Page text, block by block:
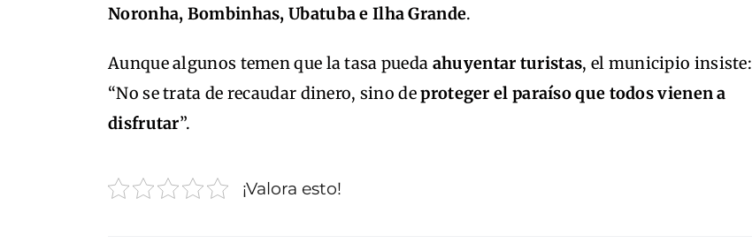
Noronha, Bombinhas, Ubatuba e Ilha Grande.
Aunque algunos temen que la tasa pueda ahuyentar turistas, el municipio insiste:
“No se trata de recaudar dinero, sino deproteger el paraíso que todos vienen a
disfrutar”.
¡Valora esto!